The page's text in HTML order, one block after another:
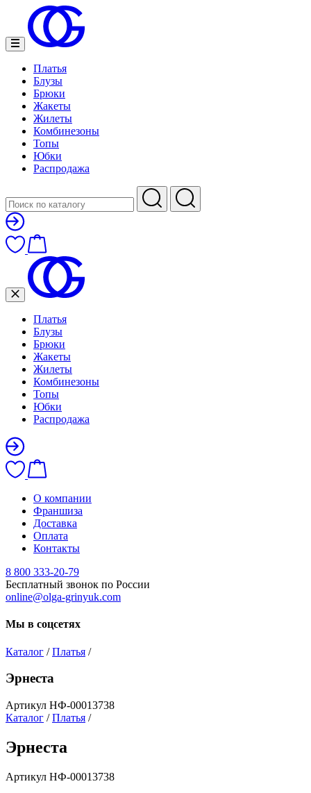
Платья
Блузы
Брюки
Жакеты
Жилеты
Комбинезоны
Топы
Юбки
Распродажа
Платья
Блузы
Брюки
Жакеты
Жилеты
Комбинезоны
Топы
Юбки
Распродажа
О компании
Франшиза
Доставка
Оплата
Контакты
8 800 333-20-79
Бесплатный звонок по России
online@olga-grinyuk.com
Мы в соцсетях
Каталог / Платья /
Эрнеста
Артикул НФ-00013738
Каталог / Платья /
Эрнеста
Артикул НФ-00013738